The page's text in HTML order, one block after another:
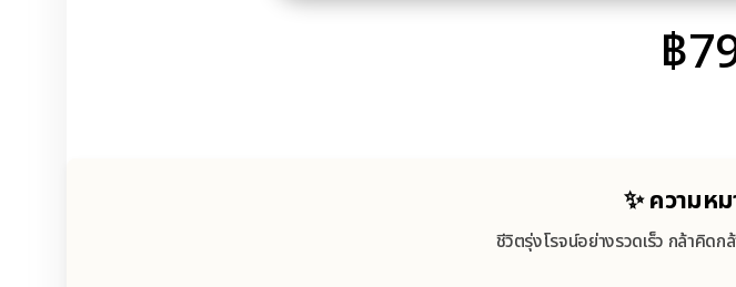
฿
✨ ความห
ชีวิตรุ่งโรจน์อย่างรวดเร็ว กล้าคิดก